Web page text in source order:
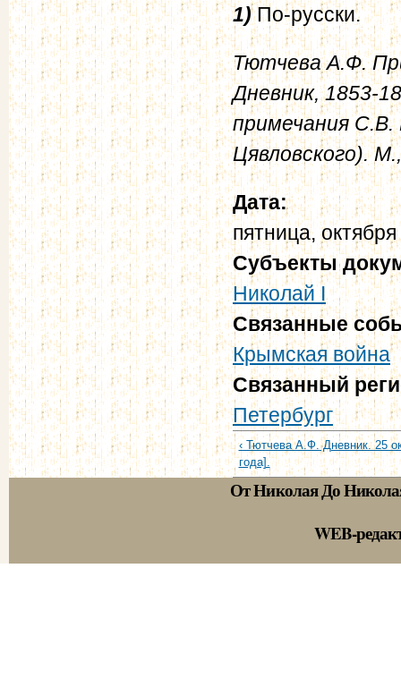
1)По-русски.
Тютчева А.Ф.
Дневник, 1853-
примечания
Цявловского).
Дата:
пятница,
Субъекты
Николай I
Связанные
Крымская война
Связанный
Петербург
‹ Тютчева А.Ф. Дневник. 25
года].
От Николая До
WEB-